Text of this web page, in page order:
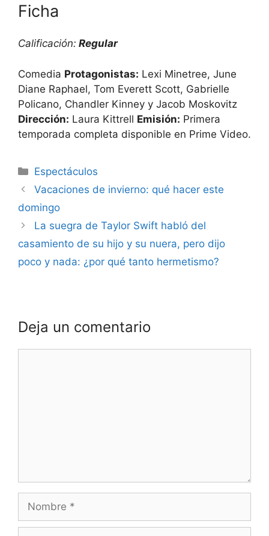
Ficha
Calificación: Regular
Comedia Protagonistas: Lexi Minetree, June
Diane Raphael, Tom Everett Scott, Gabrielle
Policano, Chandler Kinney y Jacob Moskovitz
Dirección: Laura Kittrell Emisión: Primera
temporada completa disponible en Prime Video.
Espectáculos
Vacaciones de invierno: qué hacer este
domingo
La suegra de Taylor Swift habló del
casamiento de su hijo y su nuera, pero dijo
poco y nada: ¿por qué tanto hermetismo?
Deja un comentario